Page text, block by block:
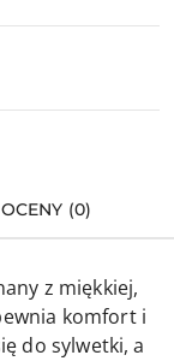
(0)
z miękkiej,
komfort i
do sylwetki, a